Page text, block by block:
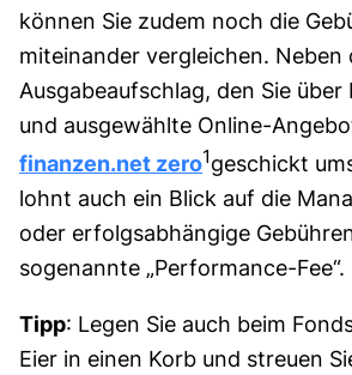
können Sie zudem noch die
miteinander vergleichen. Neben
Ausgabeaufschlag, den Sie
und ausgewählte Online-
finanzen.net zero1geschickt
lohnt auch ein Blick auf die
oder erfolgsabhängige
sogenannte „Performance-Fee“.
Tipp: Legen Sie auch beim
Eier in einen Korb und streuen